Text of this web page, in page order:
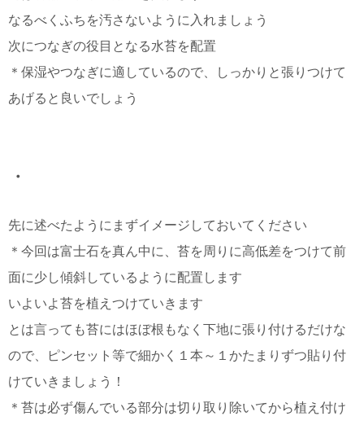
なるべくふちを汚さないように入れましょう
次につなぎの役目となる水苔を配置
＊保湿やつなぎに適しているので、しっかりと張りつけて
あげると良いでしょう
・
先に述べたようにまずイメージしておいてください
＊今回は富士石を真ん中に、苔を周りに高低差をつけて前
面に少し傾斜しているように配置します
いよいよ苔を植えつけていきます
とは言っても苔にはほぼ根もなく下地に張り付けるだけな
ので、ピンセット等で細かく１本～１かたまりずつ貼り付
けていきましょう！
＊苔は必ず傷んでいる部分は切り取り除いてから植え付け